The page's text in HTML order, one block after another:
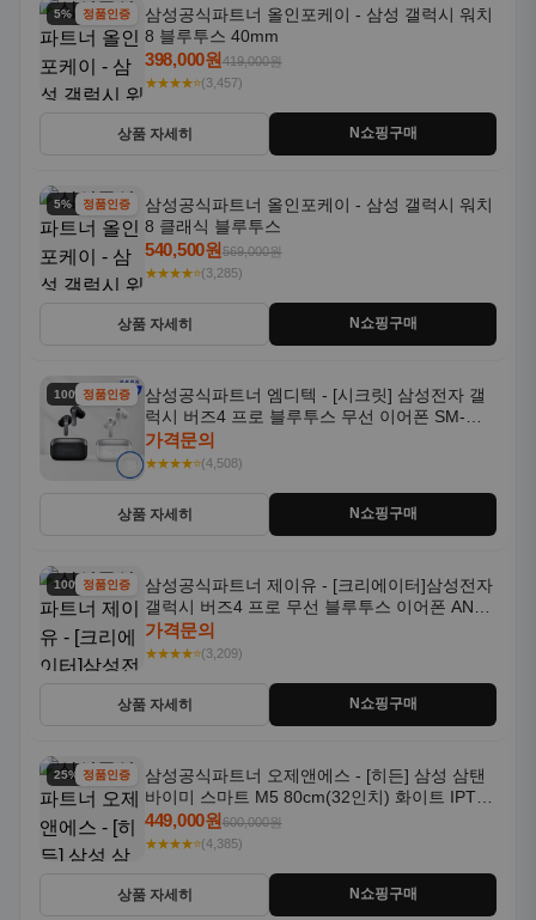
5% 할인정품인증
삼성공식파트너 올인포케이 - 삼성 갤럭시 워치
8 블루투스 40mm
398,000원419,000원
★★★★⭐(3,457)
상품 자세히 N쇼핑구매
5% 할인정품인증
삼성공식파트너 올인포케이 - 삼성 갤럭시 워치
8 클래식 블루투스
540,500원569,000원
★★★★⭐(3,285)
상품 자세히 N쇼핑구매
100% 할인
정품인증
삼성공식파트너 엠디텍 - [시크릿] 삼성전자 갤
럭시 버즈4 프로 블루투스 무선 이어폰 SM-
R640N
가격문의
★★★★⭐(4,508)
상품 자세히 N쇼핑구매
100% 할인
정품인증
삼성공식파트너 제이유 - [크리에이터]삼성전자
갤럭시 버즈4 프로 무선 블루투스 이어폰 ANC
SM-R640N
가격문의
★★★★⭐(3,209)
상품 자세히 N쇼핑구매
25% 할인정품인증
삼성공식파트너 오제앤에스 - [히든] 삼성 삼탠
바이미 스마트 M5 80cm(32인치) 화이트 IPTV
OTT 패키지
449,000원600,000원
★★★★⭐(4,385)
상품 자세히 N쇼핑구매